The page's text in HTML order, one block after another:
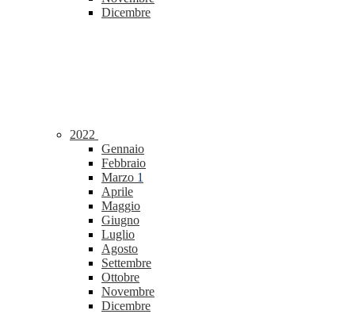
Dicembre
2022
Gennaio
Febbraio
Marzo 1
Aprile
Maggio
Giugno
Luglio
Agosto
Settembre
Ottobre
Novembre
Dicembre